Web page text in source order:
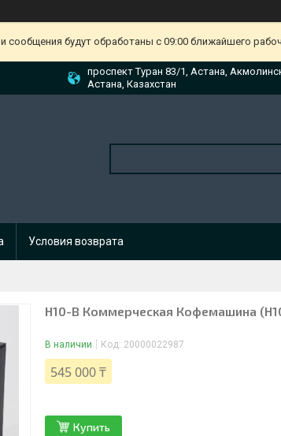
сообщения будут обработаны с 09:00 ближайшего
проспект Туран 83/1, Астана,
Астана, Казахстан
Условия возврата
H10-B Коммерческая Кофемашина
В наличии Код: 20000022987
545 000 ₸
Купить